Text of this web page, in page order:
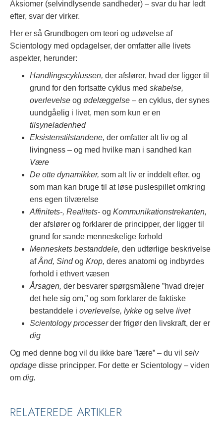
Aksiomer (selvindlysende sandheder) – svar du har ledt
efter, svar der virker.
Her er så Grundbogen om teori og udøvelse af
Scientology med opdagelser, der omfatter alle livets
aspekter, herunder:
Handlingscyklussen, der afslører, hvad der ligger til
grund for den fortsatte cyklus med skabelse,
overlevelse og ødelæggelse – en cyklus, der synes
uundgåelig i livet, men som kun er en
tilsyneladenhed
Eksistenstilstandene, der omfatter alt liv og al
livingness – og med hvilke man i sandhed kan
Være
De otte dynamikker, som alt liv er inddelt efter, og
som man kan bruge til at løse puslespillet omkring
ens egen tilværelse
Affinitets-, Realitets- og Kommunikationstrekanten,
der afslører og forklarer de principper, der ligger til
grund for sande menneskelige forhold
Menneskets bestanddele, den udførlige beskrivelse
afÅnd, Sindog Krop, deres anatomi og indbyrdes
forhold i ethvert væsen
Årsagen, der besvarer spørgsmålene ”hvad drejer
det hele sig om,” og som forklarer de faktiske
bestanddele i overlevelse, lykke og selve livet
Scientology processerder frigør den livskraft, der er
dig
Og med denne bog vil du ikke bare ”lære” – du vil selv
opdage disse principper. For dette er Scientology – viden
om dig.
RELATEREDE ARTIKLER